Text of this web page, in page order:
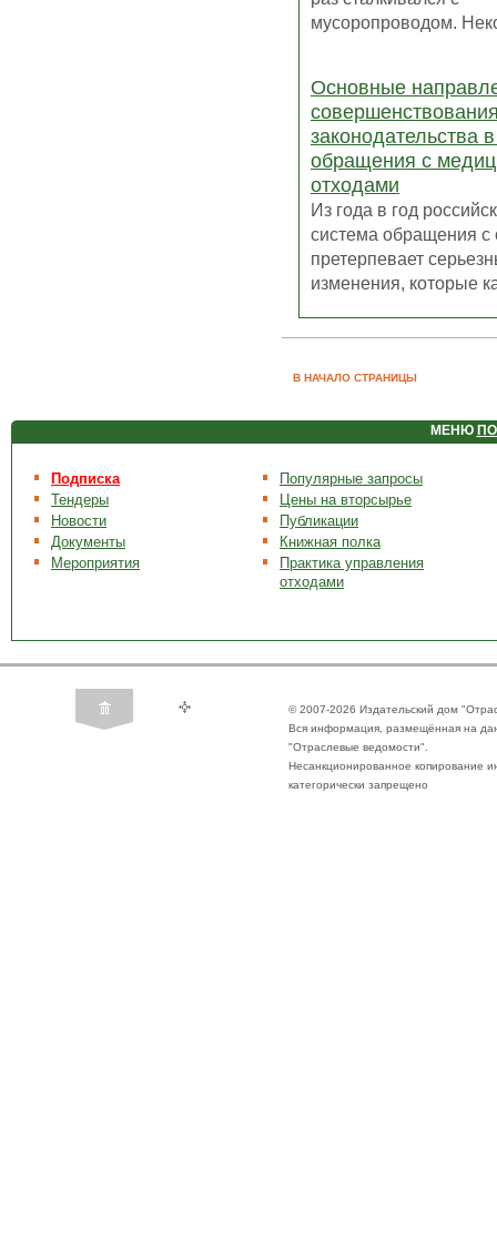
мусоропроводом.
Основные
законодательства
обращения с
отходами
Из года в год
система обращения с
претерпевает
изменения, которые
В НАЧАЛО СТРАНИЦЫ
МЕНЮ
Подписка
Тендеры
Новости
Документы
Мероприятия
Популярные запросы
Цены на вторсырье
Публикации
Книжная полка
Практика управления
отходами
© 2007-2026 Издательский дом
Вся информация, размещённая на
"Отраслевые ведомости".
Несанкционированное копирование
категорически запрещено